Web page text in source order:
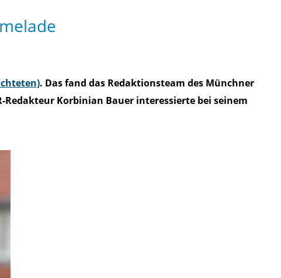
. Das fand das Redaktionsteam des Münchner
Redakteur Korbinian Bauer interessierte bei seinem